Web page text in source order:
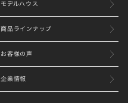
モデルハウス
商品ラインナップ
お客様の声
企業情報